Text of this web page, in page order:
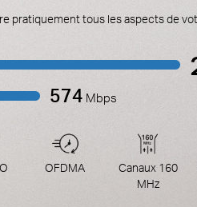
pratiquement tous les aspects de
OFDMA
Canaux 160
MHz
574 Mbps